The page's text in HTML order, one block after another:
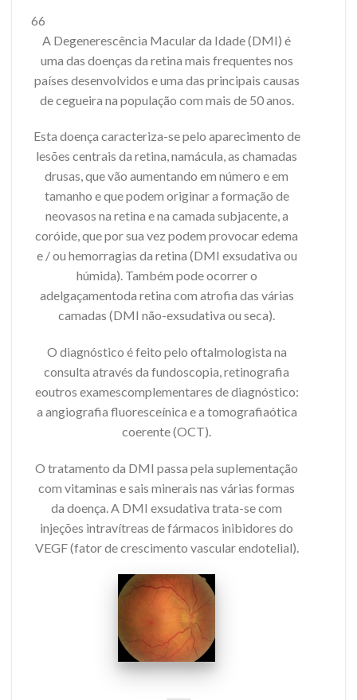
66
A Degenerescência Macular da Idade (DMI) é
uma das doenças da retina mais frequentes nos
países desenvolvidos e uma das principais causas
de cegueira na população com mais de 50 anos.
Esta doença caracteriza-se pelo aparecimento de
lesões centrais da retina, namácula, as chamadas
drusas, que vão aumentando em número e em
tamanho e que podem originar a formação de
neovasos na retina e na camada subjacente, a
coróide, que por sua vez podem provocar edema
e / ou hemorragias da retina (DMI exsudativa ou
húmida). Também pode ocorrer o
adelgaçamentoda retina com atrofia das várias
camadas (DMI não-exsudativa ou seca).
O diagnóstico é feito pelo oftalmologista na
consulta através da fundoscopia, retinografia
eoutros examescomplementares de diagnóstico:
a angiografia fluoresceínica e a tomografiaótica
coerente (OCT).
O tratamento da DMI passa pela suplementação
com vitaminas e sais minerais nas várias formas
da doença. A DMI exsudativa trata-se com
injeções intravítreas de fármacos inibidores do
VEGF (fator de crescimento vascular endotelial).
Campos Lopes